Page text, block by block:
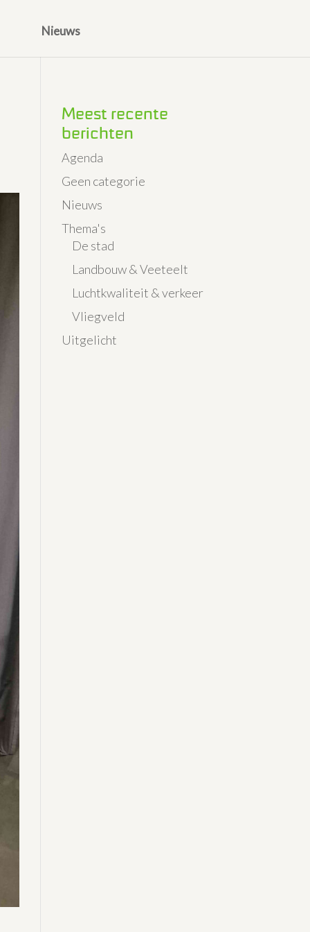
Nieuws
Meest recente
berichten
Agenda
Geen categorie
Nieuws
Thema's
De stad
Landbouw & Veeteelt
Luchtkwaliteit & verkeer
Vliegveld
Uitgelicht